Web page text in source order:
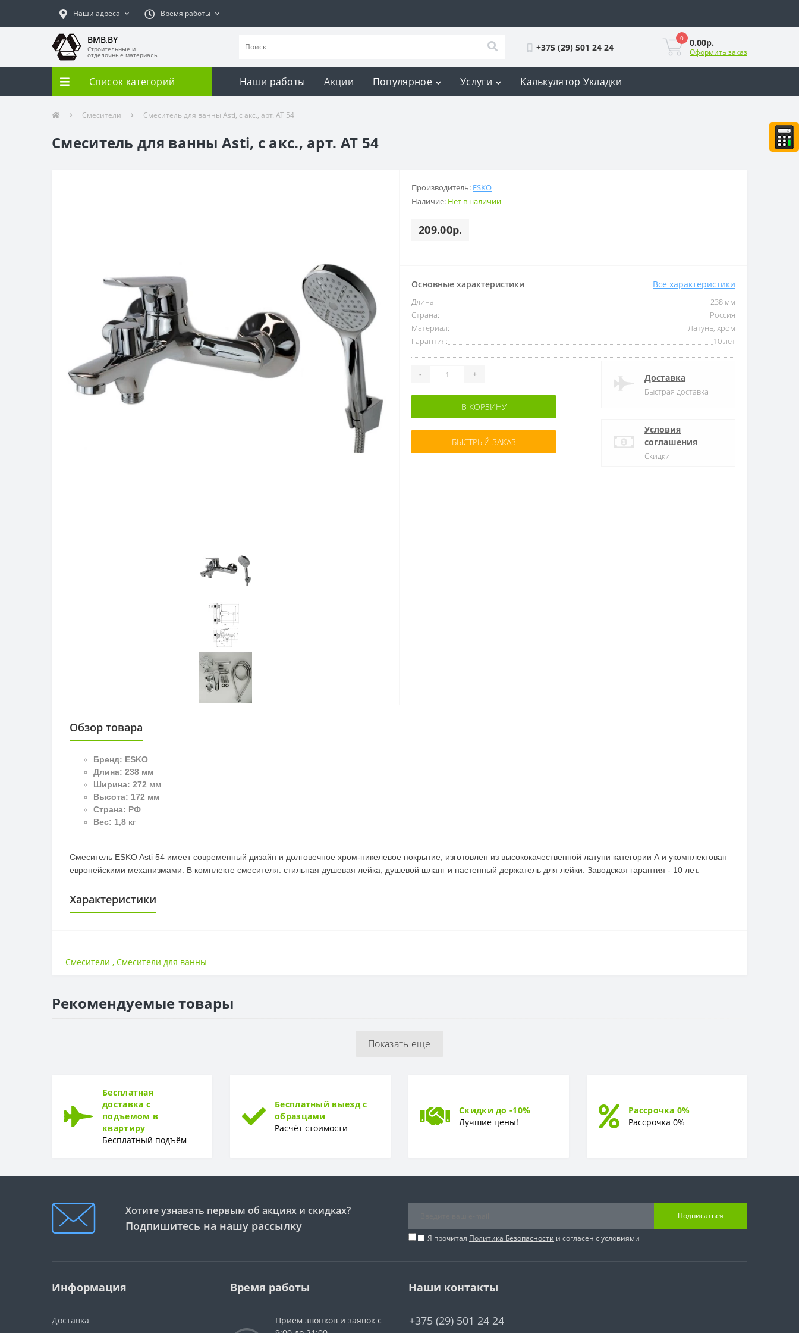
Наши адреса Время работы
BMB.BY
Строительные и
отделочные материалы
+375 (29) 501 24 24
0 0.00р.
Оформить заказ
Список категорий Наши работы Акции Популярное Услуги Калькулятор Укладки
Смесители Смеситель для ванны Asti, c акс., арт. AT 54
Смеситель для ванны Asti, c акс., арт. AT 54
Производитель: ESKO
Наличие: Нет в наличии
209.00р.
Основные характеристики Все характеристики
Длина:
238 мм
Страна:
Россия
Материал:
Латунь, хром
Гарантия:
10 лет
- +
В КОРЗИНУ
БЫСТРЫЙ ЗАКАЗ
Доставка
Быстрая доставка
Условия
соглашения
Скидки
Обзор товара
Бренд: ESKO
Длина: 238 мм
Ширина: 272 мм
Высота: 172 мм
Страна: РФ
Вес: 1,8 кг
Смеситель ESKO Asti 54 имеет современный дизайн и долговечное хром-никелевое покрытие, изготовлен из высококачественной латуни категории А и укомплектован
европейскими механизмами. В комплекте смесителя: стильная душевая лейка, душевой шланг и настенный держатель для лейки. Заводская гарантия - 10 лет.
Характеристики
Смесители,Смесители для ванны
Рекомендуемые товары
Показать еще
Бесплатная
доставка с
подъемом в
квартиру
Бесплатный подъём
Бесплатный выезд с
образцами
Расчёт стоимости
Скидки до -10%
Лучшие цены!
Рассрочка 0%
Рассрочка 0%
Хотите узнавать первым об акциях и скидках?
Подпишитесь на нашу рассылку
Подписаться
Я прочитал Политика Безопасности и согласен с условиями
Информация
Доставка
Время работы
Приём звонков и заявок с
Наши контакты
+375 (29) 501 24 24